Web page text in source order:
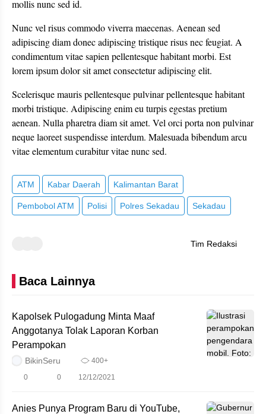
mollis nunc sed id.
Nunc vel risus commodo viverra maecenas. Aenean sed
adipiscing diam donec adipiscing tristique risus nec feugiat. A
condimentum vitae sapien pellentesque habitant morbi. Est
lorem ipsum dolor sit amet consectetur adipiscing elit.
Scelerisque mauris pellentesque pulvinar pellentesque habitant
morbi tristique. Adipiscing enim eu turpis egestas pretium
aenean. Nulla pharetra diam sit amet. Vel orci porta non pulvinar
neque laoreet suspendisse interdum. Malesuada bibendum arcu
vitae elementum curabitur vitae nunc sed.
ATM Kabar Daerah Kalimantan Barat
Pembobol ATM Polisi Polres Sekadau Sekadau
Tim Redaksi
Baca Lainnya
Kapolsek Pulogadung Minta Maaf
Anggotanya Tolak Laporan Korban
Perampokan
BikinSeru
400+
0
0 12/12/2021
Anies Punya Program Baru di YouTube,